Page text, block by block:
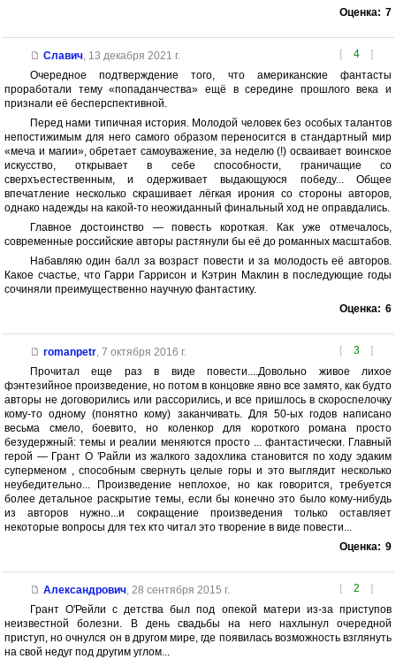
Оценка: 7
[ 4 ]
Славич, 13 декабря 2021 г.
Очередное подтверждение того, что американские фантасты
проработали тему «попаданчества» ещё в середине прошлого века и
признали её бесперспективной.
Перед нами типичная история. Молодой человек без особых талантов
непостижимым для него самого образом переносится в стандартный мир
«меча и магии», обретает самоуважение, за неделю (!) осваивает воинское
искусство, открывает в себе способности, граничащие со
сверхъестественным, и одерживает выдающуюся победу... Общее
впечатление несколько скрашивает лёгкая ирония со стороны авторов,
однако надежды на какой-то неожиданный финальный ход не оправдались.
Главное достоинство — повесть короткая. Как уже отмечалось,
современные российские авторы растянули бы её до романных масштабов.
Набавляю один балл за возраст повести и за молодость её авторов.
Какое счастье, что Гарри Гаррисон и Кэтрин Маклин в последующие годы
сочиняли преимущественно научную фантастику.
Оценка: 6
[ 3 ]
romanpetr, 7 октября 2016 г.
Прочитал еще раз в виде повести....Довольно живое лихое
фэнтезийное произведение, но потом в концовке явно все замято, как будто
авторы не договорились или рассорились, и все пришлось в скороспелочку
кому-то одному (понятно кому) заканчивать. Для 50-ых годов написано
весьма смело, боевито, но коленкор для короткого романа просто
безудержный: темы и реалии меняются просто ... фантастически. Главный
герой — Грант О 'Райли из жалкого задохлика становится по ходу эдаким
суперменом , способным свернуть целые горы и это выглядит несколько
неубедительно... Произведение неплохое, но как говорится, требуется
более детальное раскрытие темы, если бы конечно это было кому-нибудь
из авторов нужно...и сокращение произведения только оставляет
некоторые вопросы для тех кто читал это творение в виде повести...
Оценка: 9
[ 2 ]
Александрович, 28 сентября 2015 г.
Грант О'Рейли с детства был под опекой матери из-за приступов
неизвестной болезни. В день свадьбы на него нахлынул очередной
приступ, но очнулся он в другом мире, где появилась возможность взглянуть
на свой недуг под другим углом...